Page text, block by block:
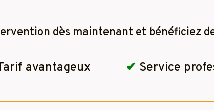
dès maintenant et bénéficiez
avantageux ✔ Service